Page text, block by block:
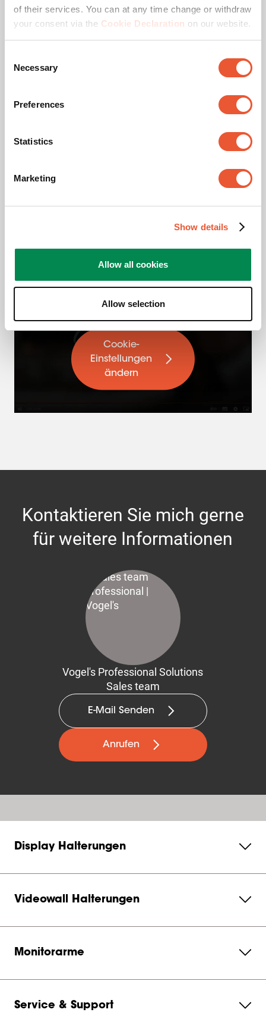
of their services. You can at any time change or withdraw
your consent via the Cookie Declaration on our website.
Selection
Necessary
Preferences
Statistics
Marketing
Show details
Allow all cookies
Allow selection
Videos
Marketing- Cookies, um
Cookie-
Einstellungen
ändern
Kontaktieren Sie mich gerne
für weitere Informationen
Vogel's Professional Solutions
Sales team
E-Mail Senden
Anrufen
Display Halterungen
Videowall Halterungen
Monitorarme
Service & Support